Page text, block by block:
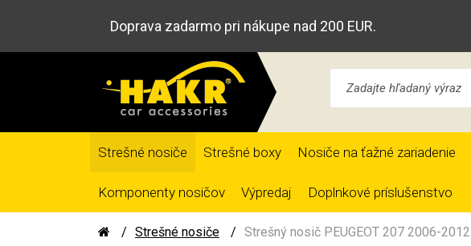
Doprava zadarmo pri nákupe nad 200 EUR.
Strešné nosiče Strešné boxy Nosiče na ťažné zariadenie
Komponenty nosičov Výpredaj Doplnkové príslušenstvo
Strešné nosiče Strešný nosič PEUGEOT 207 2006-